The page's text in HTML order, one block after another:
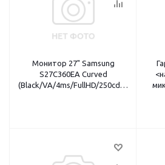
Монитор 27" Samsung
S27C360EA Curved
(Black/VA/4ms/FullHD/250cd/